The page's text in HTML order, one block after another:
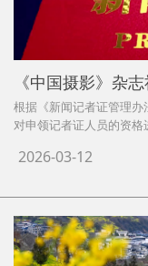
《中国摄影》杂
根据《新闻记者证管理
对申领记者证人员的资格
65252277 拟领取新闻记
2026-03-12